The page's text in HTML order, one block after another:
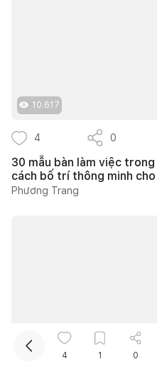
10.617
4 0
30 mẫu bàn làm việc
cách bố trí thông minh
Phương Trang
4 1 0